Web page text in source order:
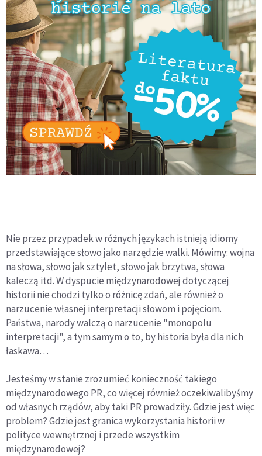
Nie przez przypadek w różnych językach istnieją idiomy
przedstawiające słowo jako narzędzie walki. Mówimy: wojna
na słowa, słowo jak sztylet, słowo jak brzytwa, słowa
kaleczą itd. W dyspucie międzynarodowej dotyczącej
historii nie chodzi tylko o różnicę zdań, ale również o
narzucenie własnej interpretacji słowom i pojęciom.
Państwa, narody walczą o narzucenie "monopolu
interpretacji", a tym samym o to, by historia była dla nich
łaskawa…
Jesteśmy w stanie zrozumieć konieczność takiego
międzynarodowego PR, co więcej również oczekiwalibyśmy
od własnych rządów, aby taki PR prowadziły. Gdzie jest więc
problem? Gdzie jest granica wykorzystania historii w
polityce wewnętrznej i przede wszystkim
międzynarodowej?